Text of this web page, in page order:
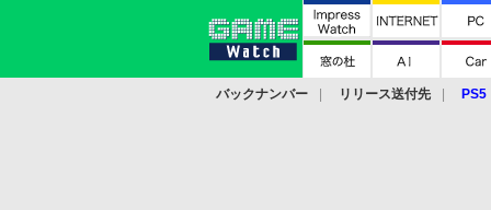
バックナンバー リリース送付先
PS5